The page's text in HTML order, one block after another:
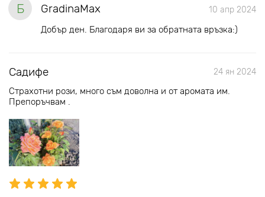
Б GradinaMax 10 апр 2024
Добър ден. Благодаря ви за обратната връзка:)
Садифе 24 ян 2024
Страхотни рози, много съм доволна и от аромата им.
Препоръчвам .